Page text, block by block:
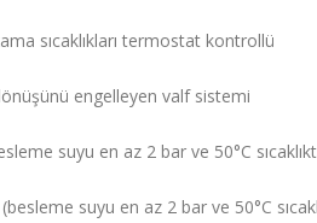
sıcaklıkları termostat kontrollü
engelleyen valf sistemi
suyu en az 2 bar ve 50°C
suyu en az 2 bar ve 50°C